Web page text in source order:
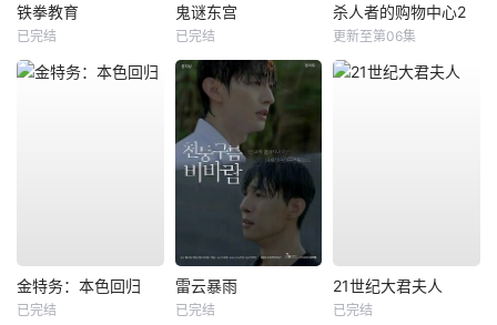
铁拳教育
已完结
鬼谜东宫
已完结
杀人者的购物中心2
更新至第06集
金特务：本色回归
已完结
雷云暴雨
已完结
21世纪大君夫人
已完结